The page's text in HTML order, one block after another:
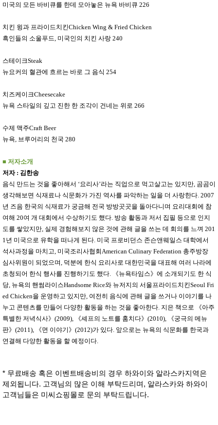
미국의 모든 바비큐를 한데 모아놓은 뉴욕 바비큐 226
치킨 윙과 프라이드치킨Chicken Wing & Fried Chicken
흑인들의 소울푸드 미국인의 치킨 사랑 240
스테이크Steak
뉴요커의 혈관에 흐르는 바로 그 음식 254
치즈케이크Cheesecake
뉴욕 스타일의 깊고 진한 한 조각이 건네는 위로 266
수제 맥주Craft Beer
뉴욕 브루어리의 천국 280
■ 저자소개
저자 : 김한송
음식 만드는 것을 좋아해서 ‘ 요리사’라는 직업으로 먹고살고는 있지만 곰곰이
생각해보면 식재료나 식문화가 가진 역사를 파악하는 일을 더 사랑한다 . 2007
년 즈음 한국의 식재료가 궁금해 전국 방방곳곳을 돌아다니며 요리대회에 참
여해 20여 개 대회에서 수상하기도 했다 방송 활동과 저서 집필 등으로 인지
도를 쌓았지만 실제 경험해보지 않은 것에 관해 글을 쓰는 데 회의를 느껴 201
1 년 미국으로 유학을 떠나게 된다 미국 프로비던스 존슨앤웨일스 대학에서
석사과정을 마치고 미국조리사협회 American Culinary Federation 총주방장
심사위원이 되었으며 덕분에 한식 요리사로 대한민국을 대표해 여러 나라에
초청되어 한식 행사를 진행하기도 했다
《뉴욕타임스》 에 소개되기도 한 식
당 뉴욕의 핸썸라이스Handsome Rice와 뉴저지의 서울프라이드치킨Seoul Fri
ed Chicken을 운영하고 있지만 여전히 음식에 관해 글을 쓰거나 이야기를 나
누고 콘텐츠를 만들어 다양한 활동을 하는 것을 좋아한다 지은 책으로 《아주
특별한 저녁식사》 (2009), 《셰프의 노트를 훔치다》 (2010), 《궁극의 메뉴
판》 (2011), 《면 이야기 》 (2012)가 있다 앞으로는 뉴욕의 식문화를 한국과
연결해 다양한 활동을 할 예정이다
* 무료배송 혹은 이벤트배송비의 경우 하와이와 알라스카지역은
제외됩니다. 고객님의 많은 이해 부탁드리며, 알라스카와 하와이
고객님들은 미씨쇼핑몰로 문의 부탁드립니다.